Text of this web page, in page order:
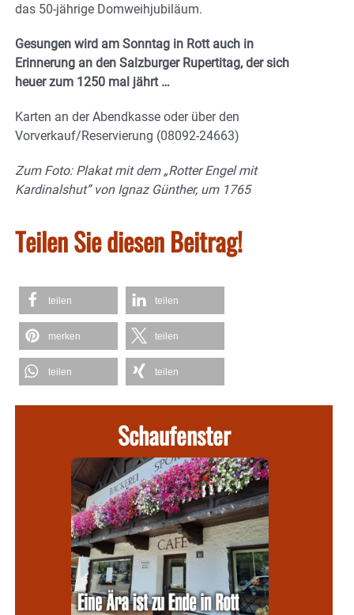
das 50-jährige Domweihjubiläum.
Gesungen wird am Sonntag in Rott auch in
Erinnerung an den Salzburger Rupertitag, der sich
heuer zum 1250 mal jährt …
Karten an der Abendkasse oder über den
Vorverkauf/Reservierung (08092-24663)
Zum Foto: Plakat mit dem „Rotter Engel mit
Kardinalshut” von Ignaz Günther, um 1765
Teilen Sie diesen Beitrag!
teilen teilen
merken teilen
teilen teilen
Schaufenster